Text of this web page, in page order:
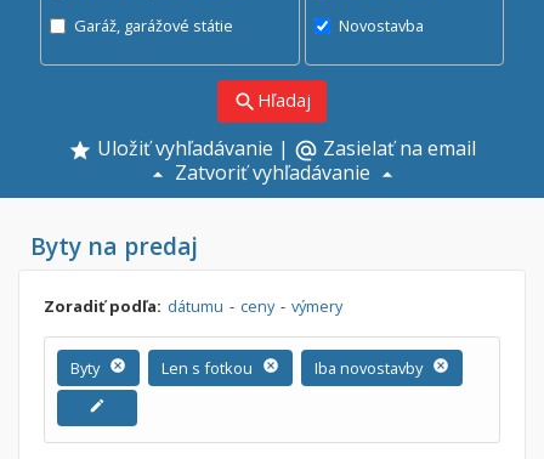
Garáž, garážové státie
Novostavba
search Hľadaj
Uložiť vyhľadávanie | alternate_email Zasielať na email
Zatvoriť vyhľadávanie
Byty na predaj
Zoradiť podľa: dátumu - ceny - výmery
Byty cancel Len s fotkou cancel Iba novostavby cancel
edit